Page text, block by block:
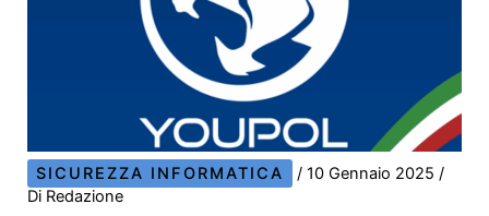
SICUREZZA INFORMATICA /10 Gennaio 2025/
Di Redazione